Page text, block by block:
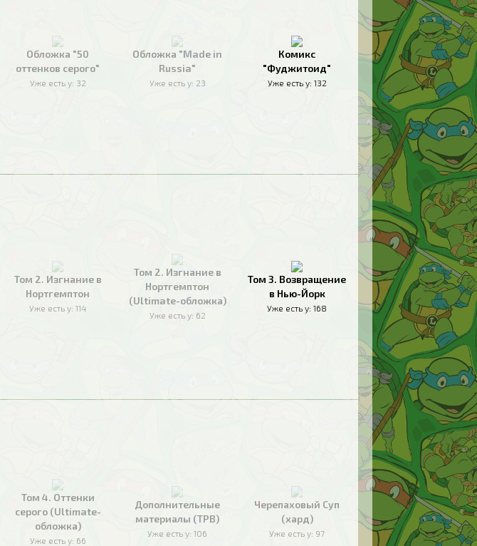
Обложка "50
оттенков серого"
Уже есть у: 32
Обложка "Made in
Russia"
Уже есть у: 23
Комикс
"Фуджитоид"
Уже есть у: 132
Том 2. Изгнание в
Нортгемптон
Уже есть у: 114
Том 2. Изгнание в
Нортгемптон
(Ultimate-обложка)
Уже есть у: 62
Том 3. Возвращение
в Нью-Йорк
Уже есть у: 168
Том 4. Оттенки
серого (Ultimate-
обложка)
Уже есть у: 66
Дополнительные
материалы (TPB)
Уже есть у: 106
Черепаховый Суп
(хард)
Уже есть у: 97